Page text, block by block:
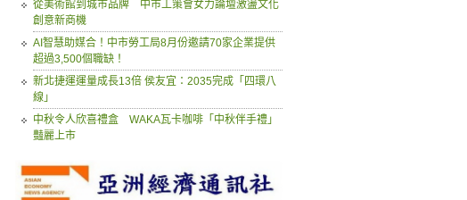
從美術館到城市品牌 中市工策會女力論壇激盪文化
創意新商機
AI智慧助媒合！中市勞工局8月份邀請70家企業提供
超過3,500個職缺！
新北捷運運量成長13倍 侯友宜：2035完成「四環八
線」
中秋令人欣喜禮盒 WAKA瓦卡咖啡「中秋伴手禮」
豔麗上市